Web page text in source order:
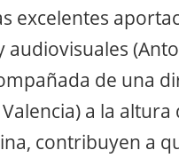
excelentes
audiovisuales
de una
a la altura
contribuyen a